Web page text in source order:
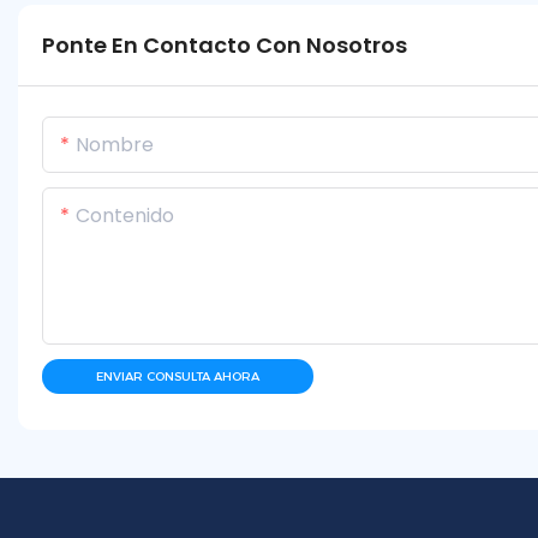
Ponte En Contacto Con Nosotros
Nombre
Contenido
ENVIAR CONSULTA AHORA